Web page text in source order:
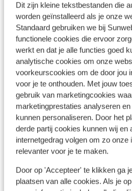
Dit zijn kleine tekstbestanden die
worden geïnstalleerd als je onze
Standaard gebruiken we bij
functionele cookies die ervoor
werkt en dat je alle functies goed
analytische cookies om onze
voorkeurscookies om de door jou
voor je te onthouden. Met jouw
gebruik van marketingcookies
marketingprestaties analyseren
kunnen personaliseren. Door het
derde partij cookies kunnen wij en
internetgedrag volgen om zo onze
relevanter voor je te maken.
Door op 'Accepteer' te klikken ga
plaatsen van alle cookies. Als je
In de buurt
Aan het strand (zandstrand,
parasol (gratis) )
Centrum: 100 m
Luchthaven: 15 km
Bushalte: 350 m
Pinautomaat: 0 m
Winkels: 2 km
(Mini)supermarkt: 0 m
Restaurant: 2 km
Ook interessant voor